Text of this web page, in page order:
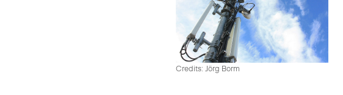
Credits: Jörg Borm